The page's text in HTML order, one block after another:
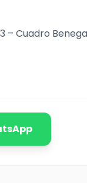
– Cuadro